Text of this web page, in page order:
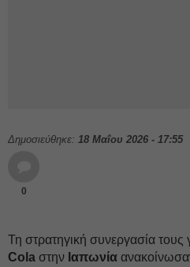
Δημοσιεύθηκε: 18 Μαΐου 2026 - 17:55
0
Τη στρατηγική συνεργασία τους
Cola στην Ιαπωνία